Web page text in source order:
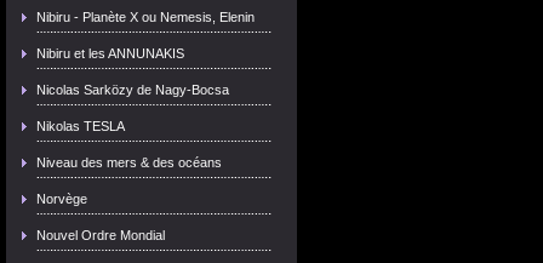
Nibiru - Planète X ou Nemesis, Elenin
Nibiru et les ANNUNAKIS
Nicolas Sarközy de Nagy-Bocsa
Nikolas TESLA
Niveau des mers & des océans
Norvège
Nouvel Ordre Mondial